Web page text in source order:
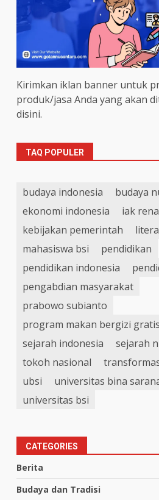
Kirimkan iklan banner untuk
produk/jasa Anda yang akan
disini.
TAQ POPULER
budaya indonesia
budaya
ekonomi indonesia
iak
kebijakan pemerintah
mahasiswa bsi
pendidikan
pendidikan indonesia
pengabdian masyarakat
prabowo subianto
program makan bergizi gratis
sejarah indonesia
sejarah
tokoh nasional
ubsi
universitas bina
universitas bsi
CATEGORIES
Berita
Budaya dan Tradisi